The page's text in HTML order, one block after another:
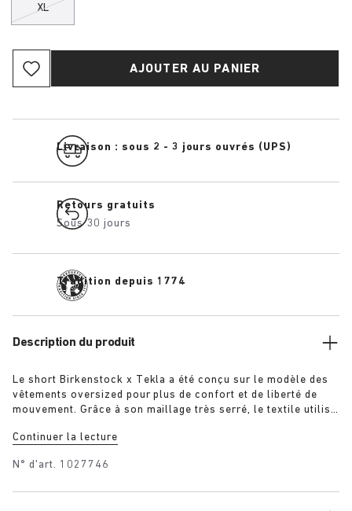
XL
AJOUTER AU PANIER
Livraison : sous 2 - 3 jours ouvrés (UPS)
Retours gratuits
Sous 30 jours
Tradition depuis 1774
Description du produit
Le short Birkenstock x Tekla a été conçu sur le modèle des
vêtements oversized pour plus de confort et de liberté de
mouvement. Grâce à son maillage très serré, le textile utilisé
doux. Constitué de fils très longs, le tissu ne peluche pas et
pendant des années.
Continuer la lecture
N° d'art. 1027746